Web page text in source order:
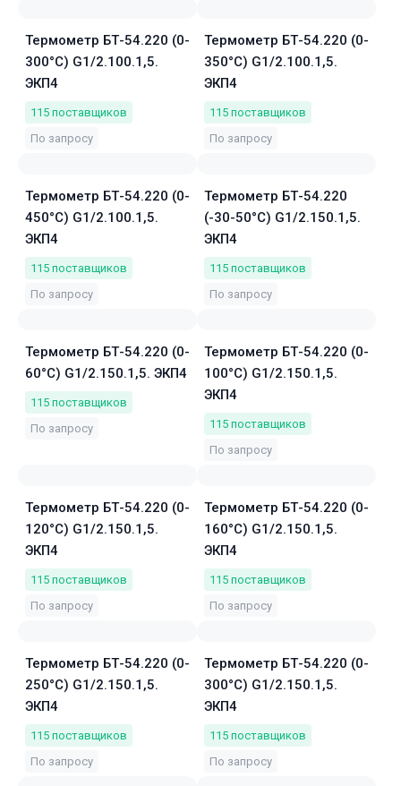
Термометр БТ-54.220 (0-
300°C) G1/2.100.1,5.
ЭКП4
115 поставщиков
По запросу
Термометр БТ-54.220 (0-
350°C) G1/2.100.1,5.
ЭКП4
115 поставщиков
По запросу
Термометр БТ-54.220 (0-
450°C) G1/2.100.1,5.
ЭКП4
115 поставщиков
По запросу
Термометр БТ-54.220
(-30-50°C) G1/2.150.1,5.
ЭКП4
115 поставщиков
По запросу
Термометр БТ-54.220 (0-
60°C) G1/2.150.1,5. ЭКП4
115 поставщиков
По запросу
Термометр БТ-54.220 (0-
100°C) G1/2.150.1,5.
ЭКП4
115 поставщиков
По запросу
Термометр БТ-54.220 (0-
120°C) G1/2.150.1,5.
ЭКП4
115 поставщиков
По запросу
Термометр БТ-54.220 (0-
160°C) G1/2.150.1,5.
ЭКП4
115 поставщиков
По запросу
Термометр БТ-54.220 (0-
250°C) G1/2.150.1,5.
ЭКП4
115 поставщиков
По запросу
Термометр БТ-54.220 (0-
300°C) G1/2.150.1,5.
ЭКП4
115 поставщиков
По запросу